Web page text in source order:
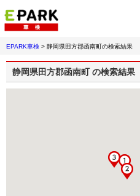
EPARK車検 > 静岡県田方郡函南町の検索結果
静岡県田方郡函南町の検索結果